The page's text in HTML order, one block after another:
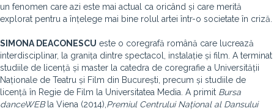
un fenomen care azi este mai actual ca oricând și care merită
explorat pentru a înțelege mai bine rolul artei într-o societate în criză.
SIMONA DEACONESCU este o coregrafă română care lucrează
interdisciplinar, la granița dintre spectacol, instalație și film. A terminat
studiile de licență și master la catedra de coregrafie a Universității
Naționale de Teatru și Film din București, precum și studiile de
licență în Regie de Film la Universitatea Media. A primit Bursa
danceWEBla Viena (2014), Premiul Centrului Național al Dansului